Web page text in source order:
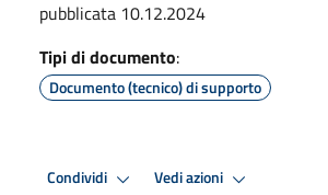
pubblicata 10.12.2024
Tipi di documento:
Documento (tecnico) di supporto
Condividi Vedi azioni